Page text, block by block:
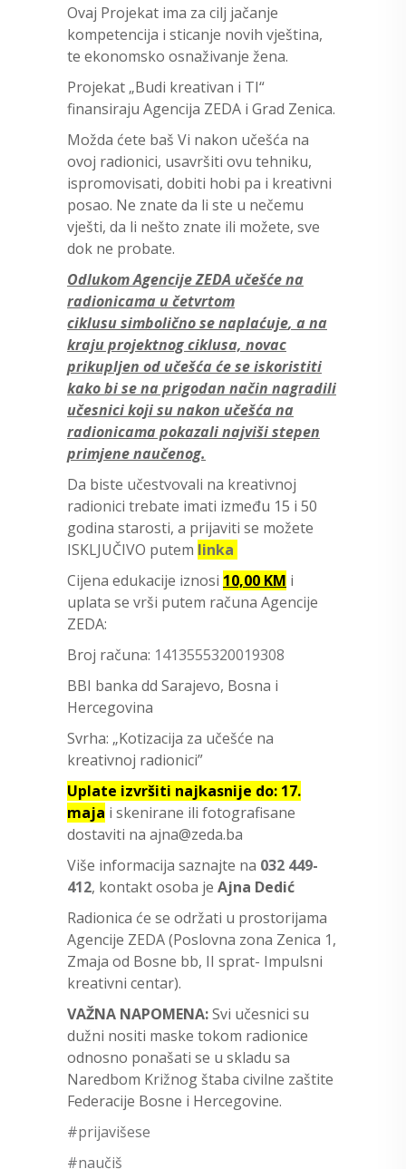
Ovaj Projekat ima za cilj jačanje
kompetencija i sticanje novih vještina,
te ekonomsko osnaživanje žena.
Projekat „Budi kreativan i TI“
finansiraju Agencija ZEDA i Grad Zenica.
Možda ćete baš Vi nakon učešća na
ovoj radionici, usavršiti ovu tehniku,
ispromovisati, dobiti hobi pa i kreativni
posao. Ne znate da li ste u nečemu
vješti, da li nešto znate ili možete, sve
dok ne probate.
Odlukom Agencije ZEDA učešće na
radionicama u četvrtom
ciklususimbolično se naplaćuje, a na
kraju projektnog ciklusa, novac
prikupljen od učešća će se iskoristiti
kako bi se na prigodan način nagradili
učesnici koji su nakon učešća na
radionicama pokazali najviši stepen
primjene naučenog.
Da biste učestvovali na kreativnoj
radionici trebate imati između 15 i 50
godina starosti, a prijaviti se možete
ISKLJUČIVO putem linka
Cijena edukacije iznosi 10,00 KM i
uplata se vrši putem računa Agencije
ZEDA:
Broj računa: 1413555320019308
BBI banka dd Sarajevo, Bosna i
Hercegovina
Svrha: „Kotizacija za učešće na
kreativnoj radionici”
Uplate izvršiti najkasnije do: 17.
maja i skenirane ili fotografisane
dostaviti na ajna@zeda.ba
Više informacija saznajte na 032 449-
412, kontakt osoba je Ajna Dedić
Radionica će se održati u prostorijama
Agencije ZEDA (Poslovna zona Zenica 1,
Zmaja od Bosne bb, II sprat- Impulsni
kreativni centar).
VAŽNA NAPOMENA:Svi učesnici su
dužni nositi maske tokom radionice
odnosno ponašati se u skladu sa
Naredbom Križnog štaba civilne zaštite
Federacije Bosne i Hercegovine.
#prijavišese
#naučiš